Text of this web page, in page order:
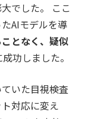
でした。 ここ
AIモデルを導
ことなく、疑似
功しました。
いた目視検査
対応に変え